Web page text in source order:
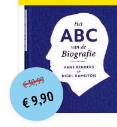
€30,99O
orspr
onkelijke
prijs
was:
€ 30,99.
€9,90
Huidige
prijs
is:
€ 9,90.